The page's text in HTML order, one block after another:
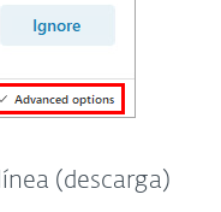
(descarga)